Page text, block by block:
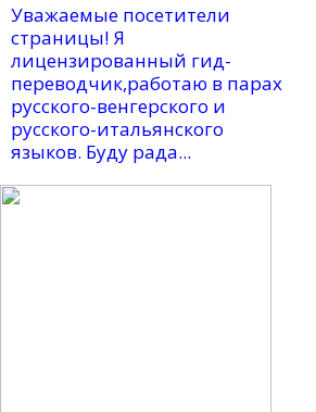
Уважаемые посетители
страницы! Я
лицензированный гид-
переводчик,работаю в парах
русского-венгерского и
русского-итальянского
языков. Буду рада...